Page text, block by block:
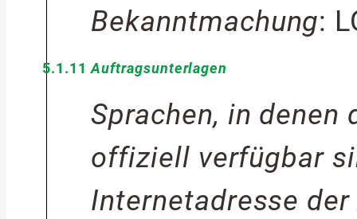
Bekanntmachung:
5.1.11Auftragsunterlagen
Sprachen, in
offiziell verfügbar
Internetadresse